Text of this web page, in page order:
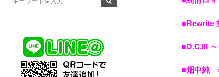
■Rewrite
■D.C.III
■畑中純